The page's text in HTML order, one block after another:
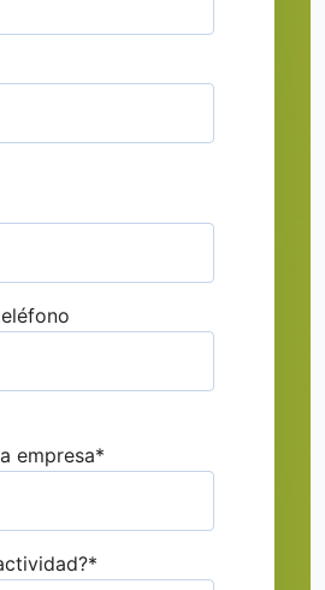
empresa*
*